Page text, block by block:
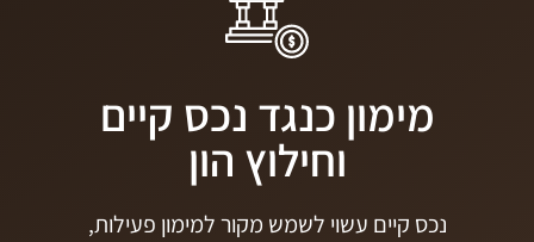
מימון כנגד נכס קיים
וחילוץ הון
נכס קיים עשוי לשמש מקור למימון פעילות,